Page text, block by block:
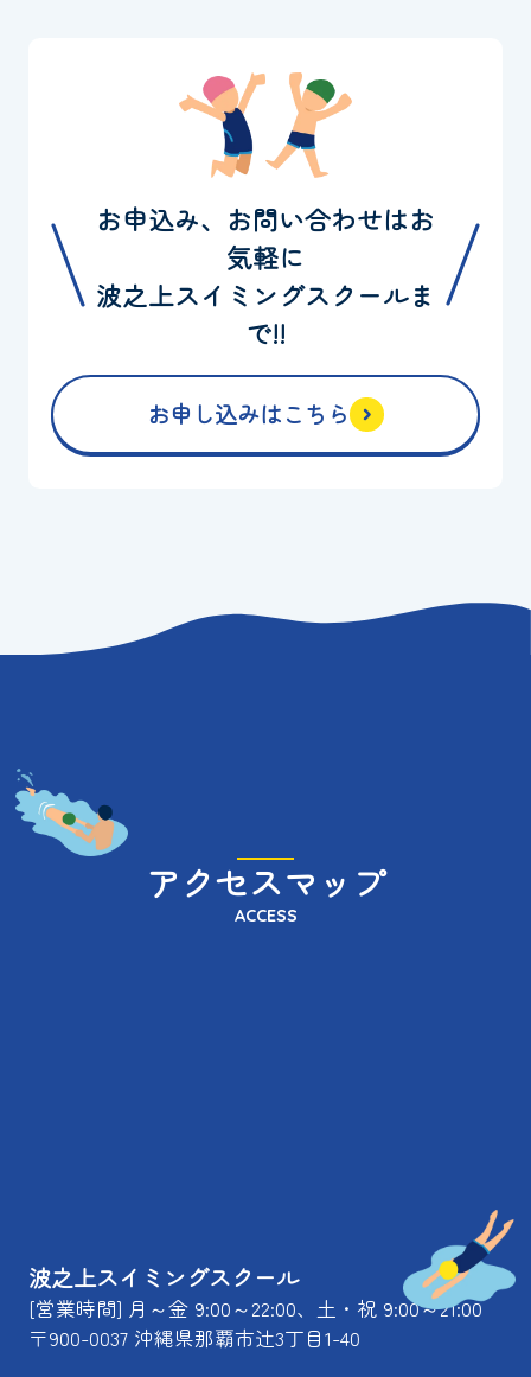
お申込み、お問い合わせはお
気軽に
波之上スイミングスクールま
で!!
お申し込みはこちら
アクセスマップ
ACCESS
波之上スイミングスクール
[営業時間] 月～金 9:00～22:00、土・祝 9:00～21:00
〒900-0037 沖縄県那覇市辻3丁目1-40